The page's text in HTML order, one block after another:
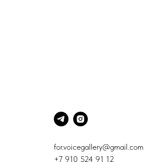
for.voicegallery@gmail.com
+7 910 524 91 12